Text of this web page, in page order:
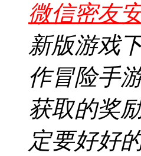
微信密友
新版游戏
作冒险手
获取的奖
定要好好